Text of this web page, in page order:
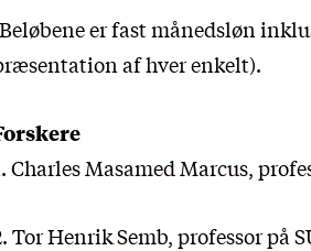
er fast månedsløn
af hver enkelt).
Charles Masamed Marcus,
Tor Henrik Semb, professor på